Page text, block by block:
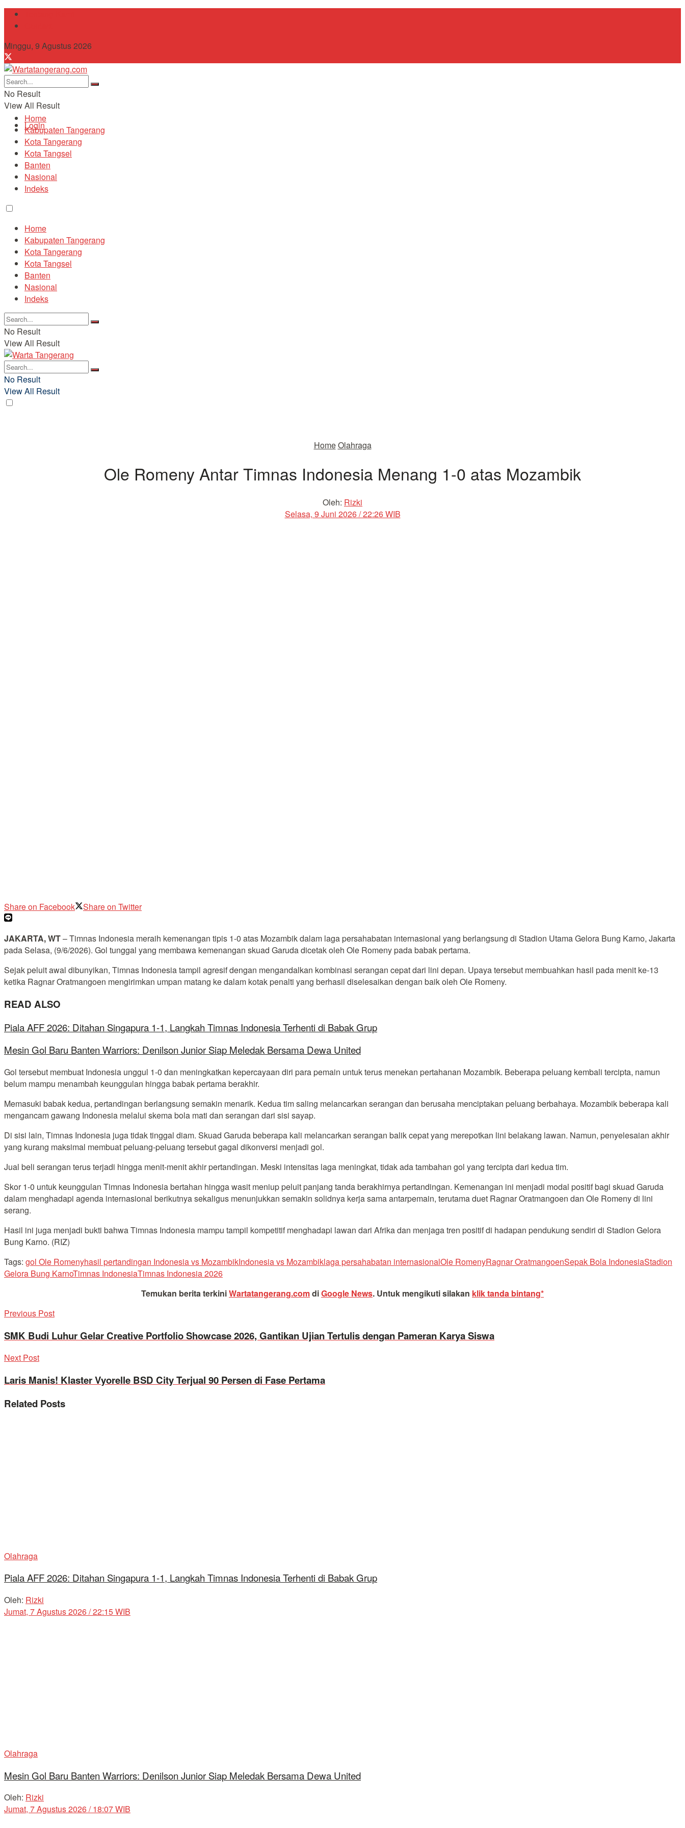
Minggu, 9 Agustus 2026
No Result
View All Result
Login
Home
Kabupaten Tangerang
Kota Tangerang
Kota Tangsel
Banten
Nasional
Indeks
Home
Kabupaten Tangerang
Kota Tangerang
Kota Tangsel
Banten
Nasional
Indeks
No Result
View All Result
No Result
View All Result
HomeOlahraga
Ole Romeny Antar Timnas Indonesia Menang 1-0 atas Mozambik
Oleh: Rizki
Selasa, 9 Juni 2026 / 22:26 WIB
Share on Facebook Share on Twitter
JAKARTA, WT– Timnas Indonesia meraih kemenangan tipis 1-0 atas Mozambik dalam laga persahabatan internasional yang berlangsung di Stadion Utama Gelora Bung Karno, Jakarta
pada Selasa, (9/6/2026). Gol tunggal yang membawa kemenangan skuad Garuda dicetak oleh Ole Romeny pada babak pertama.
Sejak peluit awal dibunyikan, Timnas Indonesia tampil agresif dengan mengandalkan kombinasi serangan cepat dari lini depan. Upaya tersebut membuahkan hasil pada menit ke-13
ketika Ragnar Oratmangoen mengirimkan umpan matang ke dalam kotak penalti yang berhasil diselesaikan dengan baik oleh Ole Romeny.
READ ALSO
Piala AFF 2026: Ditahan Singapura 1-1, Langkah Timnas Indonesia Terhenti di Babak Grup
Mesin Gol Baru Banten Warriors: Denilson Junior Siap Meledak Bersama Dewa United
Gol tersebut membuat Indonesia unggul 1-0 dan meningkatkan kepercayaan diri para pemain untuk terus menekan pertahanan Mozambik. Beberapa peluang kembali tercipta, namun
belum mampu menambah keunggulan hingga babak pertama berakhir.
Memasuki babak kedua, pertandingan berlangsung semakin menarik. Kedua tim saling melancarkan serangan dan berusaha menciptakan peluang berbahaya. Mozambik beberapa kali
mengancam gawang Indonesia melalui skema bola mati dan serangan dari sisi sayap.
Di sisi lain, Timnas Indonesia juga tidak tinggal diam. Skuad Garuda beberapa kali melancarkan serangan balik cepat yang merepotkan lini belakang lawan. Namun, penyelesaian akhir
yang kurang maksimal membuat peluang-peluang tersebut gagal dikonversi menjadi gol.
Jual beli serangan terus terjadi hingga menit-menit akhir pertandingan. Meski intensitas laga meningkat, tidak ada tambahan gol yang tercipta dari kedua tim.
Skor 1-0 untuk keunggulan Timnas Indonesia bertahan hingga wasit meniup peluit panjang tanda berakhirnya pertandingan. Kemenangan ini menjadi modal positif bagi skuad Garuda
dalam menghadapi agenda internasional berikutnya sekaligus menunjukkan semakin solidnya kerja sama antarpemain, terutama duet Ragnar Oratmangoen dan Ole Romeny di lini
serang.
Hasil ini juga menjadi bukti bahwa Timnas Indonesia mampu tampil kompetitif menghadapi lawan dari Afrika dan menjaga tren positif di hadapan pendukung sendiri di Stadion Gelora
Bung Karno. (RIZ)
Tags: gol Ole Romenyhasil pertandingan Indonesia vs MozambikIndonesia vs Mozambiklaga persahabatan internasionalOle RomenyRagnar OratmangoenSepak Bola IndonesiaStadion
Gelora Bung KarnoTimnas IndonesiaTimnas Indonesia 2026
Temukan berita terkiniWartatangerang.comdiGoogle News. Untuk mengikuti silakan klik tanda bintang*
Previous Post
SMK Budi Luhur Gelar Creative Portfolio Showcase 2026, Gantikan Ujian Tertulis dengan Pameran Karya Siswa
Next Post
Laris Manis! Klaster Vyorelle BSD City Terjual 90 Persen di Fase Pertama
Related Posts
Olahraga
Piala AFF 2026: Ditahan Singapura 1-1, Langkah Timnas Indonesia Terhenti di Babak Grup
Oleh: Rizki
Jumat, 7 Agustus 2026 / 22:15 WIB
Olahraga
Mesin Gol Baru Banten Warriors: Denilson Junior Siap Meledak Bersama Dewa United
Oleh: Rizki
Jumat, 7 Agustus 2026 / 18:07 WIB